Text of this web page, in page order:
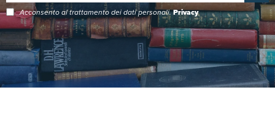
Acconsento al trattamento dei dati personali.Privacy